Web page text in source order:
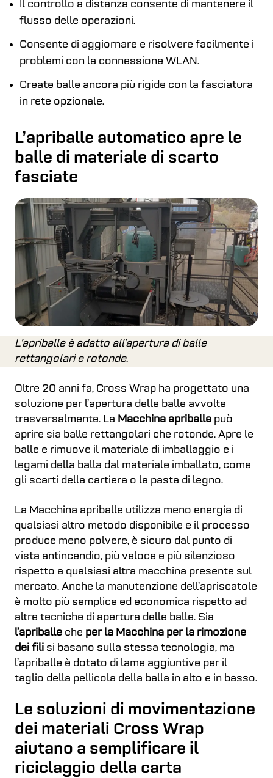
Il controllo a distanza consente di mantenere il
flusso delle operazioni.
Consente di aggiornare e risolvere facilmente i
problemi con la connessione WLAN.
Create balle ancora più rigide con la fasciatura
in rete opzionale.
L’apriballe automatico apre le
balle di materiale di scarto
fasciate
L’apriballe è adatto all’apertura di balle
rettangolari e rotonde.
Oltre 20 anni fa, Cross Wrap ha progettato una
soluzione per l’apertura delle balle avvolte
trasversalmente. La Macchina apriballe può
aprire sia balle rettangolari che rotonde. Apre le
balle e rimuove il materiale di imballaggio e i
legami della balla dal materiale imballato, come
gli scarti della cartiera o la pasta di legno.
La Macchina apriballe utilizza meno energia di
qualsiasi altro metodo disponibile e il processo
produce meno polvere, è sicuro dal punto di
vista antincendio, più veloce e più silenzioso
rispetto a qualsiasi altra macchina presente sul
mercato. Anche la manutenzione dell’apriscatole
è molto più semplice ed economica rispetto ad
altre tecniche di apertura delle balle. Sia
l’apriballe che per la Macchina per la rimozione
dei fili si basano sulla stessa tecnologia, ma
l’apriballe è dotato di lame aggiuntive per il
taglio della pellicola della balla in alto e in basso.
Le soluzioni di movimentazione
dei materiali Cross Wrap
aiutano a semplificare il
riciclaggio della carta